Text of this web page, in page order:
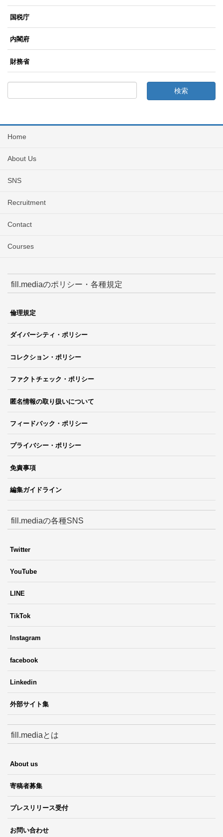
国税庁
内閣府
財務省
Home
About Us
SNS
Recruitment
Contact
Courses
fill.mediaのポリシー・各種規定
倫理規定
ダイバーシティ・ポリシー
コレクション・ポリシー
ファクトチェック・ポリシー
匿名情報の取り扱いについて
フィードバック・ポリシー
プライバシー・ポリシー
免責事項
編集ガイドライン
fill.mediaの各種SNS
Twitter
YouTube
LINE
TikTok
Instagram
facebook
Linkedin
外部サイト集
fill.mediaとは
About us
寄稿者募集
プレスリリース受付
お問い合わせ